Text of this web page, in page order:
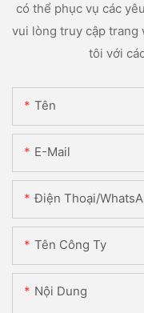
có thể phục vụ các
vui lòng truy cập trang
tôi với
Tên
E-Mail
Điện Thoại/
Tên Công Ty
Nội Dung